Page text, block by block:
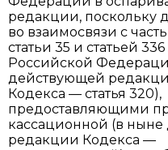
редакции, поскольку
во взаимосвязи с
статьи 35 и статьей
Российской
действующей
Кодекса — статья 320),
предоставляющими
кассационной (в
редакции Кодекса —